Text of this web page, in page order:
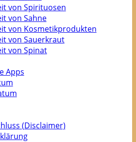
von Spirituosen
von Sahne
von Kosmetikprodukten
von Sauerkraut
von Spinat
Apps
(Disclaimer)